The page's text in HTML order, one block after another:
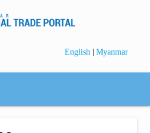
English | Myanmar